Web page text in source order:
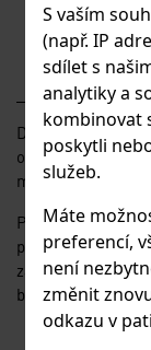
S vaším
(např. IP
sdílet s
analytiky a
kombinovat
poskytli
služeb.
Máte
preferencí,
není
změnit
odkazu v
Drátěná síta s
oka a průměrem
max. do šíře
Použití: do
přepravních
zábradlí; klece
bazény apod.